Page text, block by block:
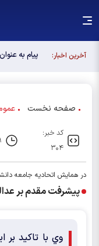
آخرین اخبار:
پیام به
صفحه نخست
کد خبر:
۳۰۴
در همايش اتحاديه جامعه
پيشرفت مقدم بر
وي با تاكيد بر